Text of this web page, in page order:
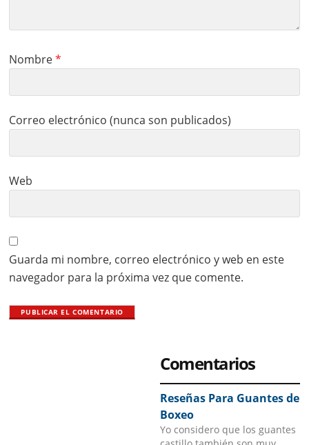
Nombre*
Correo electrónico (nunca son publicados)
Web
Guarda mi nombre, correo electrónico y web en este
navegador para la próxima vez que comente.
Comentarios
Reseñas Para Guantes de
Boxeo
Yo considero que los guantes